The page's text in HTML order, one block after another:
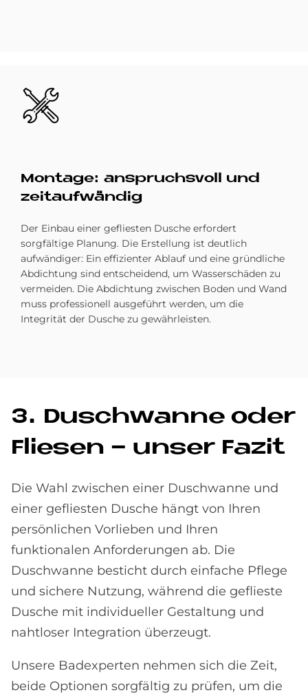
Bild
Mon­ta­ge: an­spruchs­voll und
zeit­auf­wän­dig
Der Einbau einer gefliesten Dusche erfordert
sorgfältige Planung. Die Erstellung ist deutlich
aufwändiger: Ein effizienter Ablauf und eine gründliche
Abdichtung sind entscheidend, um Wasserschäden zu
vermeiden. Die Abdichtung zwischen Boden und Wand
muss professionell ausgeführt werden, um die
Integrität der Dusche zu gewährleisten.
3. Dusch­wan­ne oder
Flie­sen - un­ser Fa­zit
Die Wahl zwischen einer Duschwanne und
einer gefliesten Dusche hängt von Ihren
persönlichen Vorlieben und Ihren
funktionalen Anforderungen ab. Die
Duschwanne besticht durch einfache Pflege
und sichere Nutzung, während die geflieste
Dusche mit individueller Gestaltung und
nahtloser Integration überzeugt.
Unsere Badexperten nehmen sich die Zeit,
beide Optionen sorgfältig zu prüfen, um die